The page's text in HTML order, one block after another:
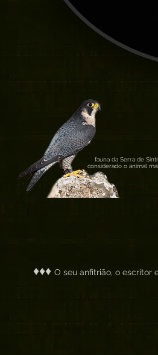
fauna da Serra de
considerado o animal
♦♦♦ O seu anfitrião, o escritor